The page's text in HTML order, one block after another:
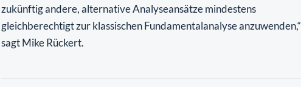
zukünftig andere, alternative Analyseansätze mindestens
gleichberechtigt zur klassischen Fundamentalanalyse anzuwenden,“
sagt Mike Rückert.